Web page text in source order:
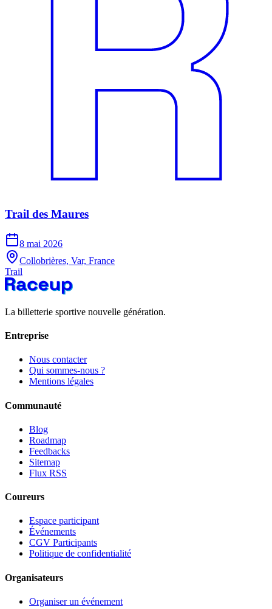
Trail des Maures
8 mai 2026
Collobrières, Var, France
Trail
La billetterie sportive nouvelle génération.
Entreprise
Nous contacter
Qui sommes-nous ?
Mentions légales
Communauté
Blog
Roadmap
Feedbacks
Sitemap
Flux RSS
Coureurs
Espace participant
Événements
CGV Participants
Politique de confidentialité
Organisateurs
Organiser un événement